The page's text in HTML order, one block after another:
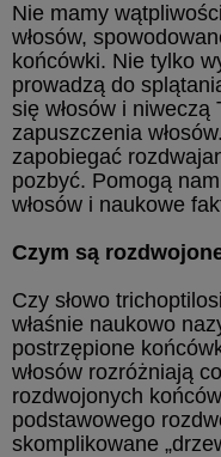
Nie mamy
włosów,
końcówki. Nie tylko
prowadzą do
się włosów i
zapuszczenia
zapobiegać
pozbyć. Pomogą
włosów i naukowe
Czym są
Czy słowo
właśnie naukowo
postrzępione
włosów rozróżniają
rozdwojonych
podstawowego
skomplikowane